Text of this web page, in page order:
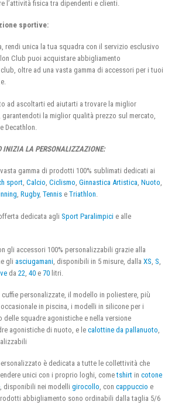
l’attività fisica tra dipendenti e clienti.
sportive:
rendi unica la tua squadra con il servizio esclusivo
Club puoi acquistare abbigliamento
oltre ad una vasta gamma di accessori per i tuoi
ad ascoltarti ed aiutarti a trovare la miglior
la miglior qualità prezzo sul mercato,
Decathlon.
INIZIA LA PERSONALIZZAZIONE:
gamma di prodotti 100% sublimati dedicati ai
sport, Calcio, Ciclismo, Ginnastica Artistica, Nuoto,
, Rugby, Tennis e Triathlon.
dedicata agli Sport Paralimpici e alle
gli accessori 100% personalizzabili grazie alla
gli asciugamani , disponibili in 5 misure, dalla XS S
da 22 40 e 70 litri.
personalizzate, il modello in poliestere, più
in piscina, i modelli in silicone per i
delle squadre agonistiche e nella versione
agonistiche di nuoto, e le calottine da pallanuoto,
è dedicata a tutte le collettività che
unici con i proprio loghi, cometshirt in cotone
, disponibili nei modelli girocollo, con cappuccio e
abbigliamento sono ordinabili dalla taglia 5/6